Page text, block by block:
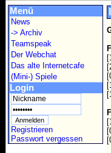
Menü
News
-> Archiv
Teamspeak
Der Webchat
Das alte Internetcafe
(Mini-) Spiele
Login
Registrieren
Passwort vergessen